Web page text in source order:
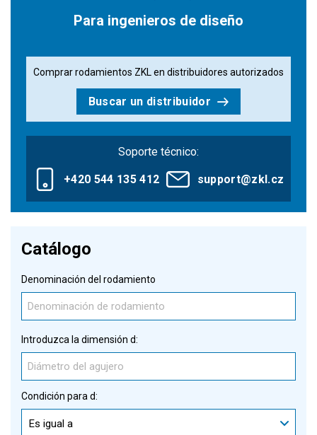
Para ingenieros de diseño
Comprar rodamientos ZKL en distribuidores autorizados
Buscar un distribuidor
Soporte técnico:
+420 544 135 412 support@zkl.cz
Catálogo
Denominación del rodamiento
Introduzca la dimensión d:
Condición para d:
Es igual a